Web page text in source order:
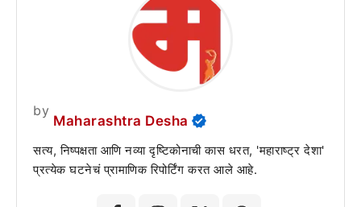
by
Maharashtra Desha
सत्य, निष्पक्षता आणि नव्या दृष्टिकोनाची कास धरत, 'महाराष्ट्र देशा'
प्रत्येक घटनेचं प्रामाणिक रिपोर्टिंग करत आले आहे.